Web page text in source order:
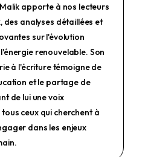
apporte à nos lecteurs
des analyses détaillées et
sur l'évolution
renouvelable. Son
à l'écriture témoigne de
et le partage de
de lui une voix
ceux qui cherchent à
dans les enjeux